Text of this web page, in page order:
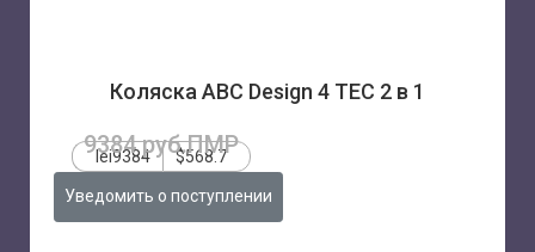
Коляска ABC Design 4 TEC 2 в 1
9384 руб.ПМР
lei9384 $568.7
Уведомить о поступлении